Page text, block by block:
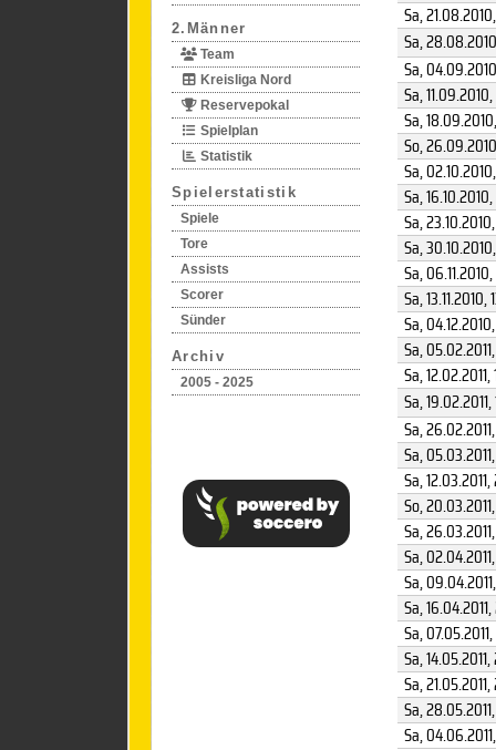
2.Männer
Team
Kreisliga Nord
Reservepokal
Spielplan
Statistik
Spielerstatistik
Spiele
Tore
Assists
Scorer
Sünder
Archiv
2005 - 2025
Sa, 21.08.2010
Sa, 28.08.2010
Sa, 04.09.2010
Sa, 11.09.2010,
Sa, 18.09.2010
So, 26.09.2010
Sa, 02.10.2010
Sa, 16.10.2010
Sa, 23.10.2010
Sa, 30.10.2010
Sa, 06.11.2010,
Sa, 13.11.2010,
Sa, 04.12.2010
Sa, 05.02.2011
Sa, 12.02.2011,
Sa, 19.02.2011,
Sa, 26.02.2011
Sa, 05.03.2011
Sa, 12.03.2011,
So, 20.03.2011
Sa, 26.03.2011
Sa, 02.04.2011
Sa, 09.04.2011
Sa, 16.04.2011,
Sa, 07.05.2011
Sa, 14.05.2011,
Sa, 21.05.2011,
Sa, 28.05.2011
Sa, 04.06.2011